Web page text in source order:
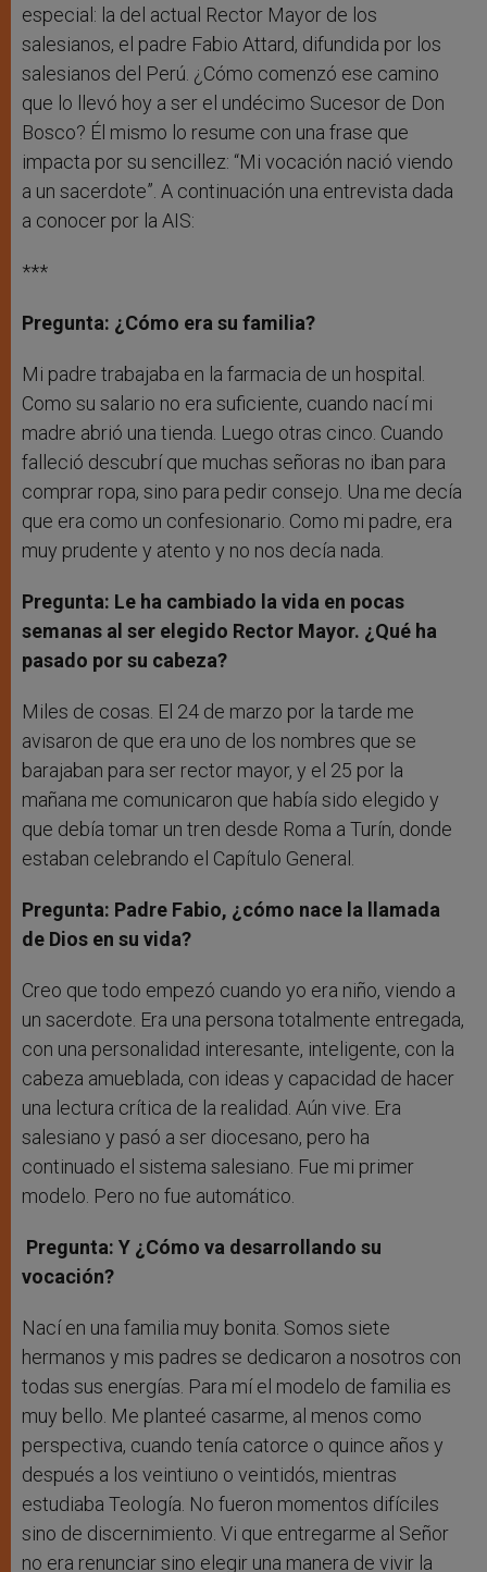
especial: la del actual Rector Mayor de los
salesianos, el padre Fabio Attard, difundida por los
salesianos del Perú. ¿Cómo comenzó ese camino
que lo llevó hoy a ser el undécimo Sucesor de Don
Bosco? Él mismo lo resume con una frase que
impacta por su sencillez: “Mi vocación nació viendo
a un sacerdote”. A continuación una entrevista dada
a conocer por la AIS:
***
Pregunta: ¿Cómo era su familia?
Mi padre trabajaba en la farmacia de un hospital.
Como su salario no era suficiente, cuando nací mi
madre abrió una tienda. Luego otras cinco. Cuando
falleció descubrí que muchas señoras no iban para
comprar ropa, sino para pedir consejo. Una me decía
que era como un confesionario. Como mi padre, era
muy prudente y atento y no nos decía nada.
Pregunta: Le ha cambiado la vida en pocas
semanas al ser elegido Rector Mayor. ¿Qué ha
pasado por su cabeza?
Miles de cosas. El 24 de marzo por la tarde me
avisaron de que era uno de los nombres que se
barajaban para ser rector mayor, y el 25 por la
mañana me comunicaron que había sido elegido y
que debía tomar un tren desde Roma a Turín, donde
estaban celebrando el Capítulo General.
Pregunta: Padre Fabio, ¿cómo nace la llamada
de Dios en su vida?
Creo que todo empezó cuando yo era niño, viendo a
un sacerdote. Era una persona totalmente entregada,
con una personalidad interesante, inteligente, con la
cabeza amueblada, con ideas y capacidad de hacer
una lectura crítica de la realidad. Aún vive. Era
salesiano y pasó a ser diocesano, pero ha
continuado el sistema salesiano. Fue mi primer
modelo. Pero no fue automático.
Pregunta: Y ¿Cómo va desarrollando su
vocación?
Nací en una familia muy bonita. Somos siete
hermanos y mis padres se dedicaron a nosotros con
todas sus energías. Para mí el modelo de familia es
muy bello. Me planteé casarme, al menos como
perspectiva, cuando tenía catorce o quince años y
después a los veintiuno o veintidós, mientras
estudiaba Teología. No fueron momentos difíciles
sino de discernimiento. Vi que entregarme al Señor
no era renunciar sino elegir una manera de vivir la